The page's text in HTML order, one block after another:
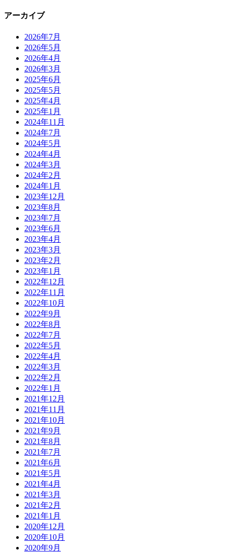
アーカイブ
2026年7月
2026年5月
2026年4月
2026年3月
2025年6月
2025年5月
2025年4月
2025年1月
2024年11月
2024年7月
2024年5月
2024年4月
2024年3月
2024年2月
2024年1月
2023年12月
2023年8月
2023年7月
2023年6月
2023年4月
2023年3月
2023年2月
2023年1月
2022年12月
2022年11月
2022年10月
2022年9月
2022年8月
2022年7月
2022年5月
2022年4月
2022年3月
2022年2月
2022年1月
2021年12月
2021年11月
2021年10月
2021年9月
2021年8月
2021年7月
2021年6月
2021年5月
2021年4月
2021年3月
2021年2月
2021年1月
2020年12月
2020年10月
2020年9月